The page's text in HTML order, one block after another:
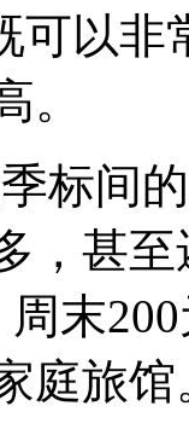
以非
。
标间的
，甚
周末
庭旅馆